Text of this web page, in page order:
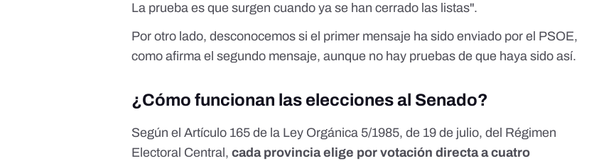
La prueba es que surgen cuando ya se han cerrado las listas".
Por otro lado, desconocemos si el primer mensaje ha sido enviado por el PSOE,
como afirma el segundo mensaje, aunque no hay pruebas de que haya sido así.
¿Cómo funcionan las elecciones al Senado?
Según elArtículo 165 de la Ley Orgánica 5/1985, de 19 de julio, del Régimen
Electoral Central, cada provincia elige por votación directa a cuatro